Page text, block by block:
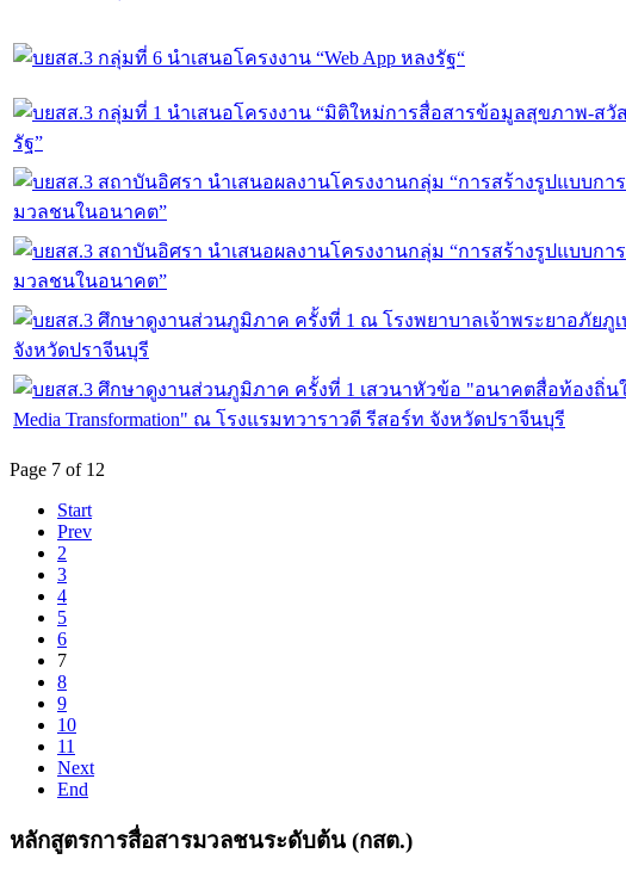
Page 7 of 12
Start
Prev
2
3
4
5
6
7
8
9
10
11
Next
End
หลักสูตรการสื่อสารมวลชนระดับต้น (กสต.)